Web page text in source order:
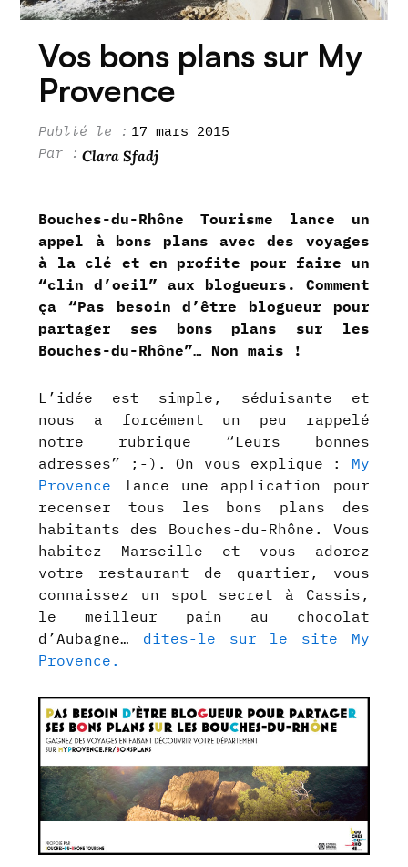
Vos bons plans sur My
Provence
17 mars 2015
Clara Sfadj
Bouches-du-Rhône Tourisme lance un
appel à bons plans avec des voyages
à la clé et en profite pour faire un
“clin d’oeil” aux blogueurs. Comment
ça “Pas besoin d’être blogueur pour
partager ses bons plans sur les
Bouches-du-Rhône”… Non mais !
L’idée est simple, séduisante et
nous a forcément un peu rappelé
notre rubrique “Leurs bonnes
adresses” ;-). On vous explique : My
Provence lance une application pour
recenser tous les bons plans des
habitants des Bouches-du-Rhône. Vous
habitez Marseille et vous adorez
votre restaurant de quartier, vous
connaissez un spot secret à Cassis,
le meilleur pain au chocolat
d’Aubagne… dites-le sur le site My
Provence.